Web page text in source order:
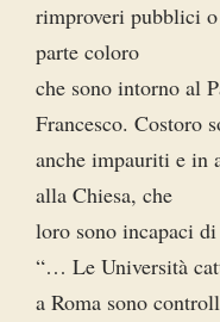
rimproveri pubblici
parte coloro
che sono intorno al
Francesco. Costoro
anche impauriti e in
alla Chiesa, che
loro sono incapaci di
“… Le Università
a Roma sono